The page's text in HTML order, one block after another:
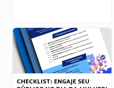
CHECKLIST: ENGAJE SEU